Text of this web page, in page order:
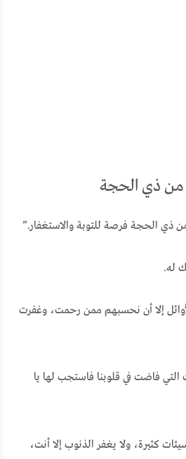
من ذي الحجة
ذي الحجة فرصة للتوبة والاستغفار.”
له.
إلا أن نحسبهم ممن رحمت، وغفرت
التي فاضت في قلوبنا فاستجب لها يا
كثيرة، ولا يغفر الذنوب إلا أنت،